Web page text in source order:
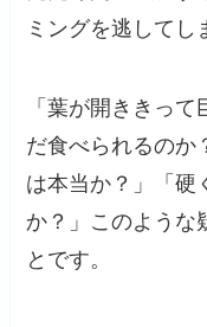
ミングを逃してし
「葉が開ききっ
だ食べられるのか
は本当か？」「硬
か？」このような
とです。